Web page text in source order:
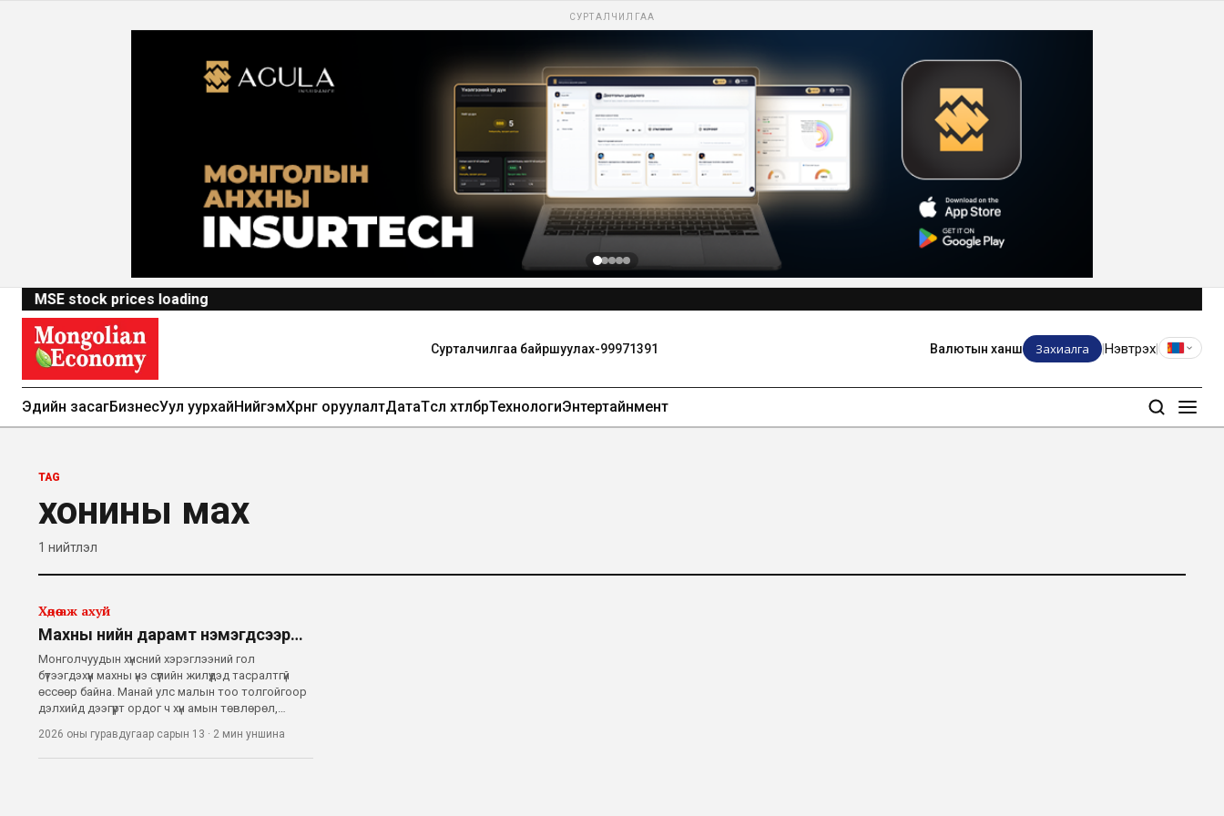
СУРТАЛЧИЛГАА
MSE stock prices loading
Сурталчилгаа байршуулах-99971391 Валютын ханш Захиалга Нэвтрэх
Эдийн засагБизнесУул уурхайНийгэмХөрөнгө оруулалтДатаТөсөл хөтөлбөрТехнологиЭнтертайнмент
TAG
хонины мах
1 нийтлэл
Хөдөө аж ахуй
Махны үнийн дарамт нэмэгдсээр…
Монголчуудын хүнсний хэрэглээний гол
бүтээгдэхүүн махны үнэ сүүлийн жилүүдэд тасралтгүй
өссөөр байна. Манай улс малын тоо толгойгоор
дэлхийд дээгүүрт ордог ч хүн амын төвлөрөл,
бүтээгдэхүүний үнэ тогтвортой байх боломжийг
хязгаарладаг гэж судлаачид ү
2026 оны гуравдугаар сарын 13 · 2 мин уншина